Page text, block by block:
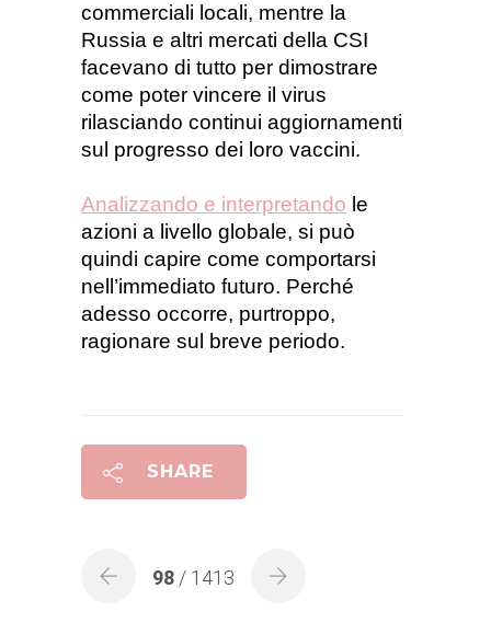
commerciali locali, mentre la
Russia e altri mercati della CSI
facevano di tutto per dimostrare
come poter vincere il virus
rilasciando continui aggiornamenti
sul progresso dei loro vaccini.
Analizzando e interpretando le
azioni a livello globale, si può
quindi capire come comportarsi
nell’immediato futuro. Perché
adesso occorre, purtroppo,
ragionare sul breve periodo.
SHARE
98 / 1413